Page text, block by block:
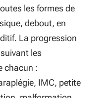
les formes de
debout, en
La progression
les
chacun :
IMC, petite